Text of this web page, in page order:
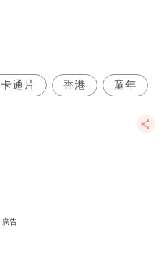
卡通片 香港 童年
廣告